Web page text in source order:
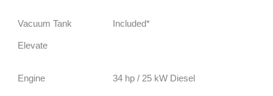
Vacuum Tank
Elevate
Included*
Engine 34 hp / 25 kW Diesel